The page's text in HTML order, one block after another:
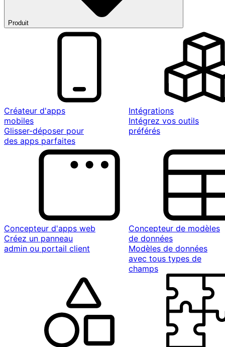
Produit
Créateur d'apps
mobiles
Glisser-déposer pour
des apps parfaites
Intégrations
Intégrez vos outils
préférés
Concepteur d'apps web
Créez un panneau
admin ou portail client
Concepteur de modèles
de données
Modèles de données
avec tous types de
champs